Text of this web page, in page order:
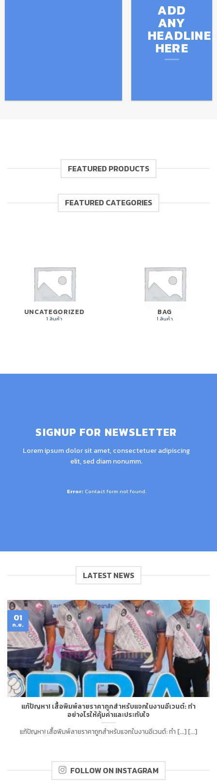
ADD
ANY
HEADLINE
HERE
FEATURED PRODUCTS
FEATURED CATEGORIES
UNCATEGORIZED
1 สินค้า
BAG
1 สินค้า
SIGNUP FOR NEWSLETTER
Lorem ipsum dolor sit amet, consectetuer adipiscing
elit, sed diam nonumm.
Error: Contact form not found.
LATEST NEWS
แก้ปัญหา! เสื้อพิมพ์ลายราคาถูกสำหรับแจกในงานอีเวนต์: ทำ
อย่างไรให้คุ้มค่าและประทับใจ
แก้ปัญหา! เสื้อพิมพ์ลายราคาถูกสำหรับแจกในงานอีเวนต์: ทำ [...] [...]
01
ก.ย.
FOLLOW ON INSTAGRAM